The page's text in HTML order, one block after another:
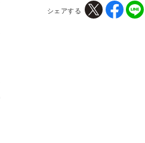
シェアする